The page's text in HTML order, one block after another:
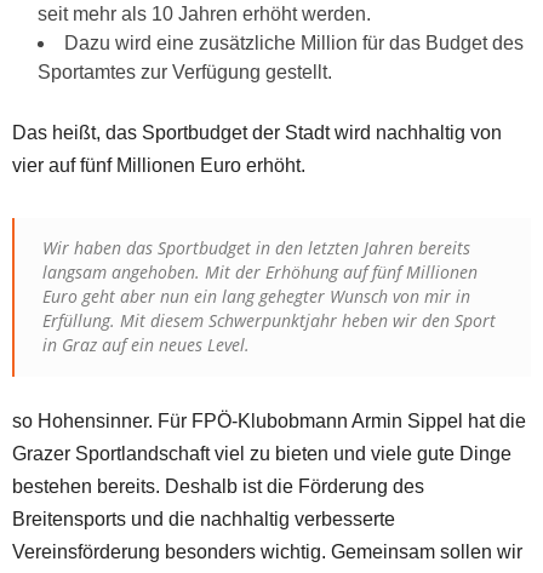
seit mehr als 10 Jahren erhöht werden.
Dazu wird eine zusätzliche Million für das Budget des
Sportamtes zur Verfügung gestellt.
Das heißt, das Sportbudget der Stadt wird nachhaltig von
vier auf fünf Millionen Euro erhöht.
Wir haben das Sportbudget in den letzten Jahren bereits
langsam angehoben. Mit der Erhöhung auf fünf Millionen
Euro geht aber nun ein lang gehegter Wunsch von mir in
Erfüllung. Mit diesem Schwerpunktjahr heben wir den Sport
in Graz auf ein neues Level.
so Hohensinner. Für FPÖ-Klubobmann Armin Sippel hat die
Grazer Sportlandschaft viel zu bieten und viele gute Dinge
bestehen bereits. Deshalb ist die Förderung des
Breitensports und die nachhaltig verbesserte
Vereinsförderung besonders wichtig. Gemeinsam sollen wir